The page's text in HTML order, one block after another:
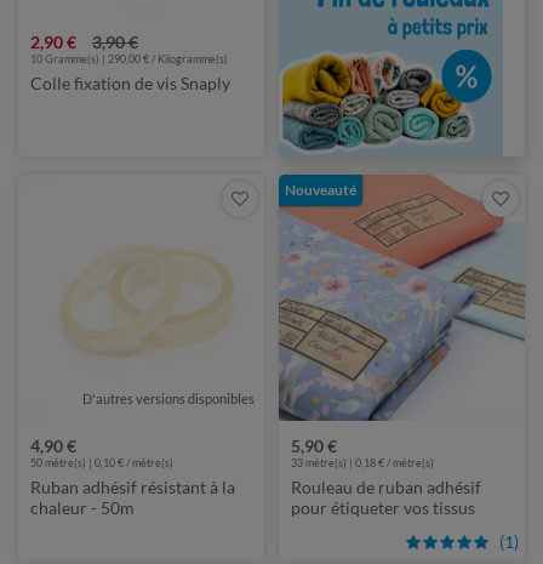
2,90 € 3,90 €
10 Gramme(s) | 290,00 € / Kilogramme(s)
Colle fixation de vis Snaply
D'autres versions disponibles
4,90 €
50mètre(s) | 0,10 € / mètre(s)
Ruban adhésif résistant à la
chaleur - 50m
Nouveauté
5,90 €
(1)
33mètre(s) | 0,18 € / mètre(s)
Rouleau de ruban adhésif
pour étiqueter vos tissus